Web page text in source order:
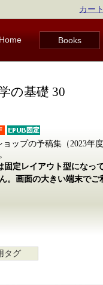
カート
Home Books
の基礎 30
ョップの予稿集（2023
固定レイアウト型にな
。画面の大きい端末でご
タグ